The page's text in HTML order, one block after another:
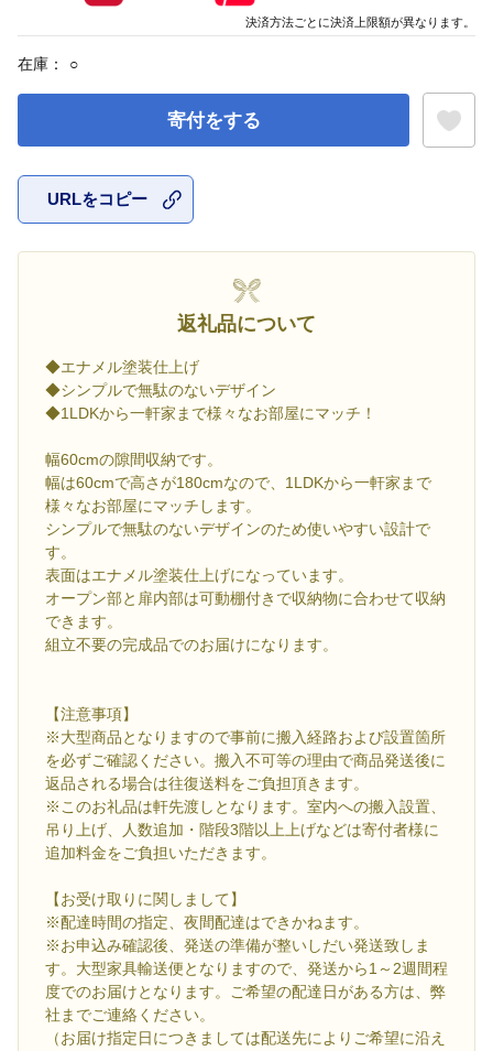
在庫： ○
寄付をする
URLをコピー
返礼品について
◆エナメル塗装仕上げ
◆シンプルで無駄のないデザイン
◆1LDKから一軒家まで様々なお部屋にマッチ！
幅60cmの隙間収納です。
幅は60cmで高さが180cmなので、1LDKから一軒家まで
様々なお部屋にマッチします。
シンプルで無駄のないデザインのため使いやすい設計で
す。
表面はエナメル塗装仕上げになっています。
オープン部と扉内部は可動棚付きで収納物に合わせて収納
できます。
組立不要の完成品でのお届けになります。
【注意事項】
※大型商品となりますので事前に搬入経路および設置箇所
を必ずご確認ください。搬入不可等の理由で商品発送後に
返品される場合は往復送料をご負担頂きます。
※このお礼品は軒先渡しとなります。室内への搬入設置、
吊り上げ、人数追加・階段3階以上上げなどは寄付者様に
追加料金をご負担いただきます。
【お受け取りに関しまして】
※配達時間の指定、夜間配達はできかねます。
※お申込み確認後、発送の準備が整いしだい発送致しま
す。大型家具輸送便となりますので、発送から1～2週間程
度でのお届けとなります。ご希望の配達日がある方は、弊
社までご連絡ください。
（お届け指定日につきましては配送先によりご希望に沿え
決済方法ごとに決済上限額が異なります。